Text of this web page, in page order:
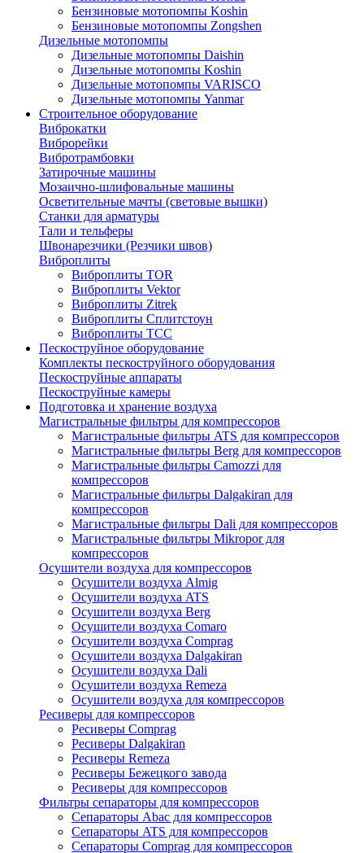
Бензиновые мотопомпы Koshin
Бензиновые мотопомпы Zongshen
Дизельные мотопомпы
Дизельные мотопомпы Daishin
Дизельные мотопомпы Koshin
Дизельные мотопомпы VARISCO
Дизельные мотопомпы Yanmar
Строительное оборудование
Виброкатки
Виброрейки
Вибротрамбовки
Затирочные машины
Мозаично-шлифовальные машины
Осветительные мачты (световые вышки)
Станки для арматуры
Тали и тельферы
Швонарезчики (Резчики швов)
Виброплиты
Виброплиты TOR
Виброплиты Vektor
Виброплиты Zitrek
Виброплиты Сплитстоун
Виброплиты ТСС
Пескоструйное оборудование
Комплекты пескоструйного оборудования
Пескоструйные аппараты
Пескоструйные камеры
Подготовка и хранение воздуха
Магистральные фильтры для компрессоров
Магистральные фильтры ATS для компрессоров
Магистральные фильтры Berg для компрессоров
Магистральные фильтры Camozzi для
компрессоров
Магистральные фильтры Dalgakiran для
компрессоров
Магистральные фильтры Dali для компрессоров
Магистральные фильтры Mikropor для
компрессоров
Осушители воздуха для компрессоров
Осушители воздуха Almig
Осушители воздуха ATS
Осушители воздуха Berg
Осушители воздуха Comaro
Осушители воздуха Comprag
Осушители воздуха Dalgakiran
Осушители воздуха Dali
Осушители воздуха Remeza
Осушители воздуха для компрессоров
Ресиверы для компрессоров
Ресиверы Comprag
Ресиверы Dalgakiran
Ресиверы Remeza
Ресиверы Бежецкого завода
Ресиверы для компрессоров
Фильтры сепараторы для компрессоров
Сепараторы Abac для компрессоров
Сепараторы ATS для компрессоров
Сепараторы Comprag для компрессоров